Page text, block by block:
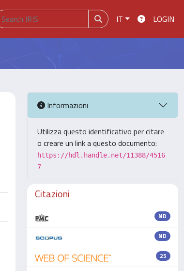
IT LOGIN
Informazioni
Utilizza questo identificativo per citare
o creare un link a questo documento:
https://hdl.handle.net/11388/4516
7
Citazioni
ND
ND
25